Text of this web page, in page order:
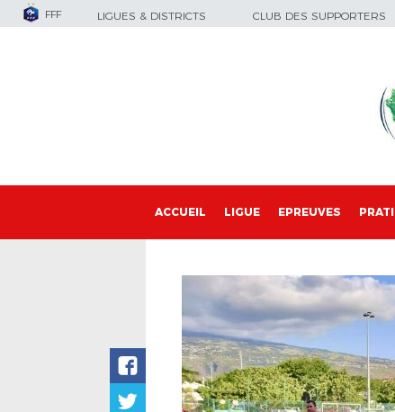
FFF LIGUES & DISTRICTS CLUB DES SUPPORTERS
ACCUEIL LIGUE EPREUVES